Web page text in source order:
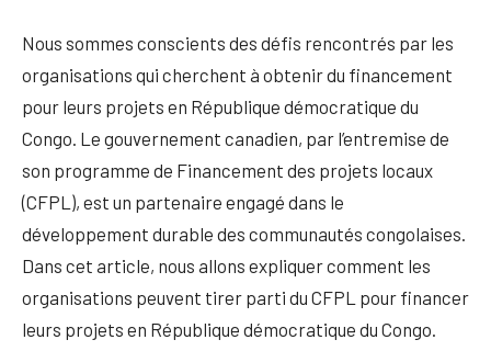
Nous sommes conscients des défis rencontrés par les
organisations qui cherchent à obtenir du financement
pour leurs projets en République démocratique du
Congo. Le gouvernement canadien, par l’entremise de
son programme de Financement des projets locaux
(CFPL), est un partenaire engagé dans le
développement durable des communautés congolaises.
Dans cet article, nous allons expliquer comment les
organisations peuvent tirer parti du CFPL pour financer
leurs projets en République démocratique du Congo.